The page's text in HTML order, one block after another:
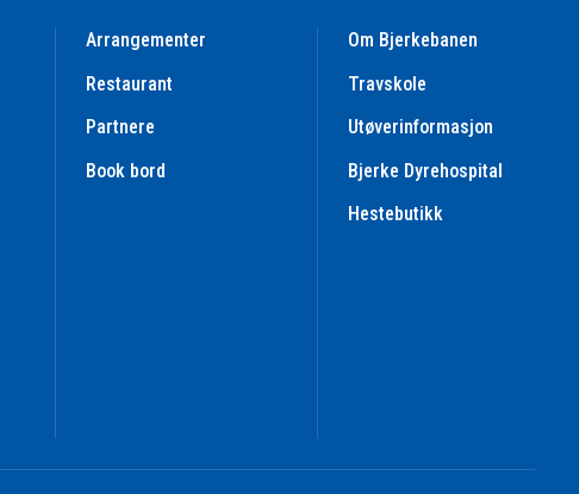
Arrangementer
Restaurant
Partnere
Book bord
Om Bjerkebanen
Travskole
Utøverinformasjon
Bjerke Dyrehospital
Hestebutikk